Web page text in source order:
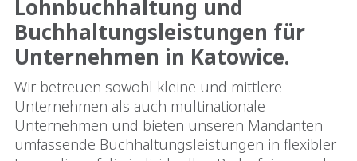
Lohnbuchhaltung und
Buchhaltungsleistungen für
Unternehmen in Katowice.
Wir betreuen sowohl kleine und mittlere
Unternehmen als auch multinationale
Unternehmen und bieten unseren Mandanten
umfassende Buchhaltungsleistungen in flexibler